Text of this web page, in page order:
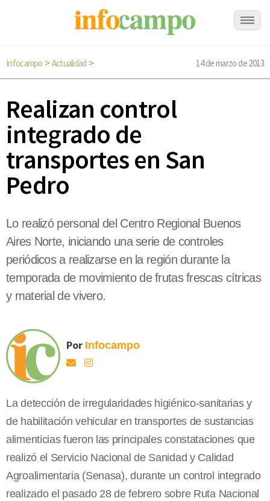
Infocampo > Actualidad > 14 de marzo de 2013
Realizan control
integrado de
transportes en San
Pedro
Lo realizó personal del Centro Regional Buenos
Aires Norte, iniciando una serie de controles
periódicos a realizarse en la región durante la
temporada de movimiento de frutas frescas cítricas
y material de vivero.
Por Infocampo
La detección de irregularidades higiénico-sanitarias y
de habilitación vehicular en transportes de sustancias
alimenticias fueron las principales constataciones que
realizó el Servicio Nacional de Sanidad y Calidad
Agroalimentaria (Senasa), durante un control integrado
realizado el pasado 28 de febrero sobre Ruta Nacional